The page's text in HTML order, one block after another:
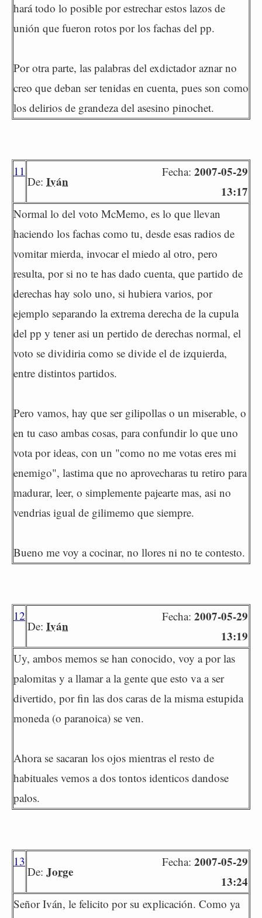
hará todo lo posible por estrechar estos lazos de
unión que fueron rotos por los fachas del pp.
Por otra parte, las palabras del exdictador aznar no
creo que deban ser tenidas en cuenta, pues son como
los delirios de grandeza del asesino pinochet.
11
De: Iván
Fecha: 2007-05-29
13:17
Normal lo del voto McMemo, es lo que llevan
haciendo los fachas como tu, desde esas radios de
vomitar mierda, invocar el miedo al otro, pero
resulta, por si no te has dado cuenta, que partido de
derechas hay solo uno, si hubiera varios, por
ejemplo separando la extrema derecha de la cupula
del pp y tener asi un pertido de derechas normal, el
voto se dividiria como se divide el de izquierda,
entre distintos partidos.
Pero vamos, hay que ser gilipollas o un miserable, o
en tu caso ambas cosas, para confundir lo que uno
vota por ideas, con un "como no me votas eres mi
enemigo", lastima que no aprovecharas tu retiro para
madurar, leer, o simplemente pajearte mas, asi no
vendrias igual de gilimemo que siempre.
Bueno me voy a cocinar, no llores ni no te contesto.
12
De: Iván
Fecha: 2007-05-29
13:19
Uy, ambos memos se han conocido, voy a por las
palomitas y a llamar a la gente que esto va a ser
divertido, por fin las dos caras de la misma estupida
moneda (o paranoica) se ven.
Ahora se sacaran los ojos mientras el resto de
habituales vemos a dos tontos identicos dandose
palos.
13
De: Jorge
Fecha: 2007-05-29
13:24
Señor Iván, le felicito por su explicación. Como ya